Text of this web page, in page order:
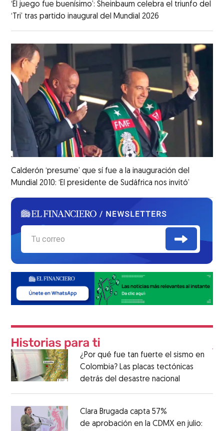
‘El juego fue buenísimo’: Sheinbaum celebra el triunfo del
‘Tri’ tras partido inaugural del Mundial 2026
Calderón ‘presume’ que sí fue a la inauguración del
Mundial 2010: ‘El presidente de Sudáfrica nos invitó’
¿Por qué fue tan fuerte el sismo en
Colombia? Las placas tectónicas
detrás del desastre nacional
Clara Brugada capta 57%
de aprobación en la CDMX en julio: